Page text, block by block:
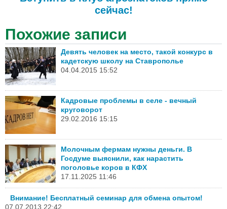
сейчас!
Похожие записи
Девять человек на место, такой конкурс в
кадетскую школу на Ставрополье
04.04.2015 15:52
Кадровые проблемы в селе - вечный
круговорот
29.02.2016 15:15
Молочным фермам нужны деньги. В
Госдуме выяснили, как нарастить
поголовье коров в КФХ
17.11.2025 11:46
Внимание! Бесплатный семинар для обмена опытом!
07.07.2013 22:42